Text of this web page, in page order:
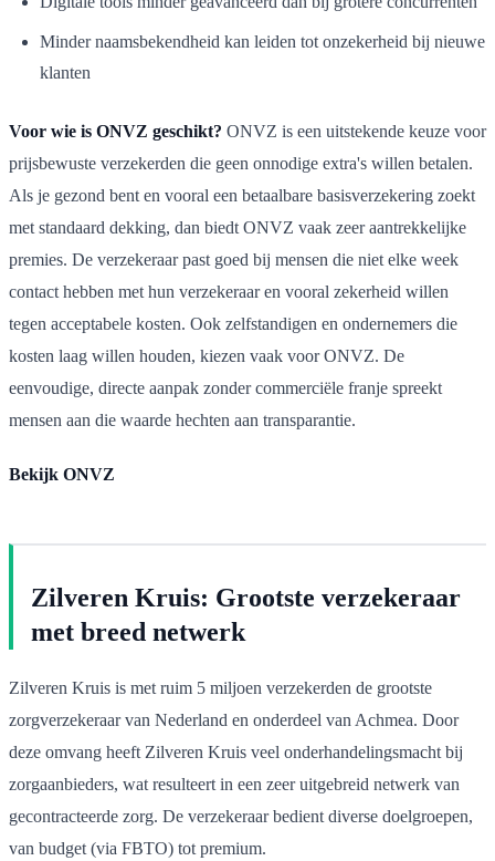
Minder naamsbekendheid kan leiden tot onzekerheid bij nieuwe
klanten
Voor wie is ONVZ geschikt? ONVZ is een uitstekende keuze voor
prijsbewuste verzekerden die geen onnodige extra's willen betalen.
Als je gezond bent en vooral een betaalbare basisverzekering zoekt
met standaard dekking, dan biedt ONVZ vaak zeer aantrekkelijke
premies. De verzekeraar past goed bij mensen die niet elke week
contact hebben met hun verzekeraar en vooral zekerheid willen
tegen acceptabele kosten. Ook zelfstandigen en ondernemers die
kosten laag willen houden, kiezen vaak voor ONVZ. De
eenvoudige, directe aanpak zonder commerciële franje spreekt
mensen aan die waarde hechten aan transparantie.
Bekijk ONVZ
Zilveren Kruis: Grootste verzekeraar
met breed netwerk
Zilveren Kruis is met ruim 5 miljoen verzekerden de grootste
zorgverzekeraar van Nederland en onderdeel van Achmea. Door
deze omvang heeft Zilveren Kruis veel onderhandelingsmacht bij
zorgaanbieders, wat resulteert in een zeer uitgebreid netwerk van
gecontracteerde zorg. De verzekeraar bedient diverse doelgroepen,
van budget (via FBTO) tot premium.